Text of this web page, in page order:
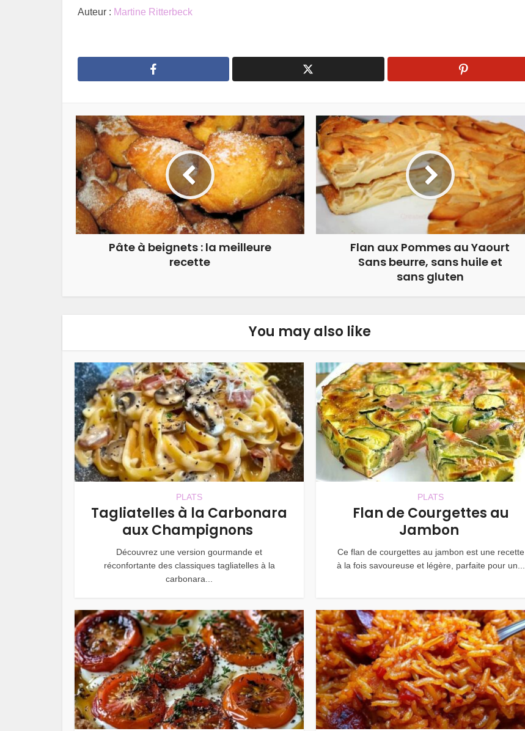
Auteur : Martine Ritterbeck
Pâte à beignets : la meilleure
recette
Flan aux Pommes au Yaourt
Sans beurre, sans huile et
sans gluten
You may also like
PLATS
Tagliatelles à la Carbonara
aux Champignons
Découvrez une version gourmande et
réconfortante des classiques tagliatelles à la
carbonara...
PLATS
Flan de Courgettes au
Jambon
Ce flan de courgettes au jambon est une recette
à la fois savoureuse et légère, parfaite pour un...